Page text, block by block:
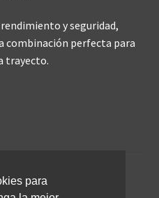
y seguridad,
combinación perfecta para
trayecto.
para